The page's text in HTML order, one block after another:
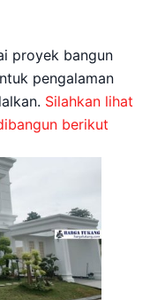
proyek bangun
pengalaman
Silahkan lihat
berikut